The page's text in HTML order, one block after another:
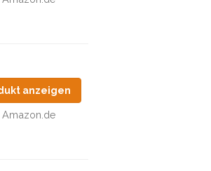
anzeigen
Amazon.de